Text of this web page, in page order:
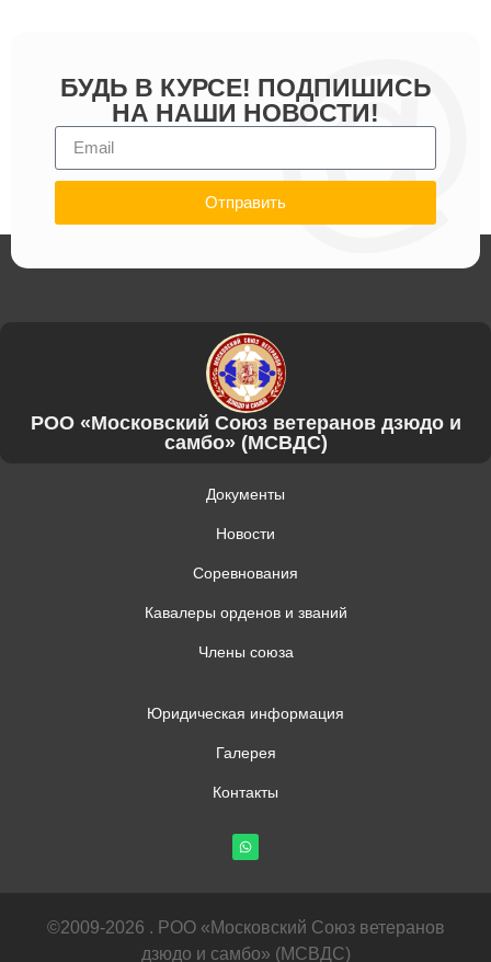
БУДЬ В КУРСЕ! ПОДПИШИСЬ
НА НАШИ НОВОСТИ!
Отправить
РОО «Московский Союз ветеранов дзюдо и
самбо» (МСВДС)
Документы
Новости
Соревнования
Кавалеры орденов и званий
Члены союза
Юридическая информация
Галерея
Контакты
©2009-2026 . РОО «Московский Союз ветеранов
дзюдо и самбо» (МСВДС)